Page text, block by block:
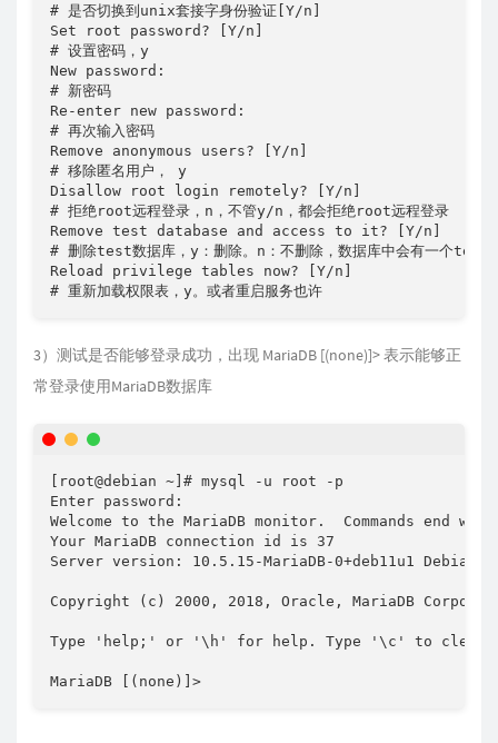
# 是否切换到unix套接字身份验证[Y/n]
Set root password? [Y/n]
# 设置密码，y
New password:
# 新密码
Re-enter new password:
# 再次输入密码
Remove anonymous users? [Y/n]
# 移除匿名用户， y
Disallow root login remotely? [Y/n]
# 拒绝root远程登录，n，不管y/n，都会拒绝root远程登录
Remove test database and access to it? [Y/n]
# 删除test数据库，y：删除。n：不删除，数据库中会有一个test
Reload privilege tables now? [Y/n]
# 重新加载权限表，y。或者重启服务也许
3）测试是否能够登录成功，出现 MariaDB [(none)]> 表示能够正
常登录使用MariaDB数据库
[root@debian ~]# mysql -u root -p
Enter password:
Welcome to the MariaDB monitor.  Commands end
Your MariaDB connection id is 37
Server version: 10.5.15-MariaDB-0+deb11u1 Debian
Copyright (c) 2000, 2018, Oracle, MariaDB
Type 'help;' or '\h' for help. Type '\c' to clear
MariaDB [(none)]>